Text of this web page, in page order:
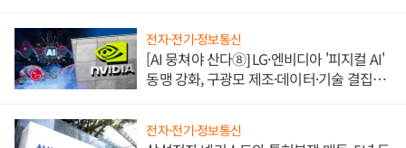
전자·전기·정보통신
[AI 뭉쳐야 산다⑧] LG·엔비디아 '피지컬 AI'
동맹 강화, 구광모 제조·데이터·기술 결집
전자·전기·정보통신